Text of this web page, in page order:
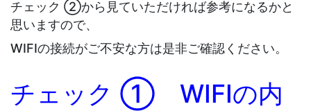
チェック ②から見ていただければ参考になるかと
思いますので、
WIFIの接続がご不安な方は是非ご確認ください。
チェック ① WIFIの内